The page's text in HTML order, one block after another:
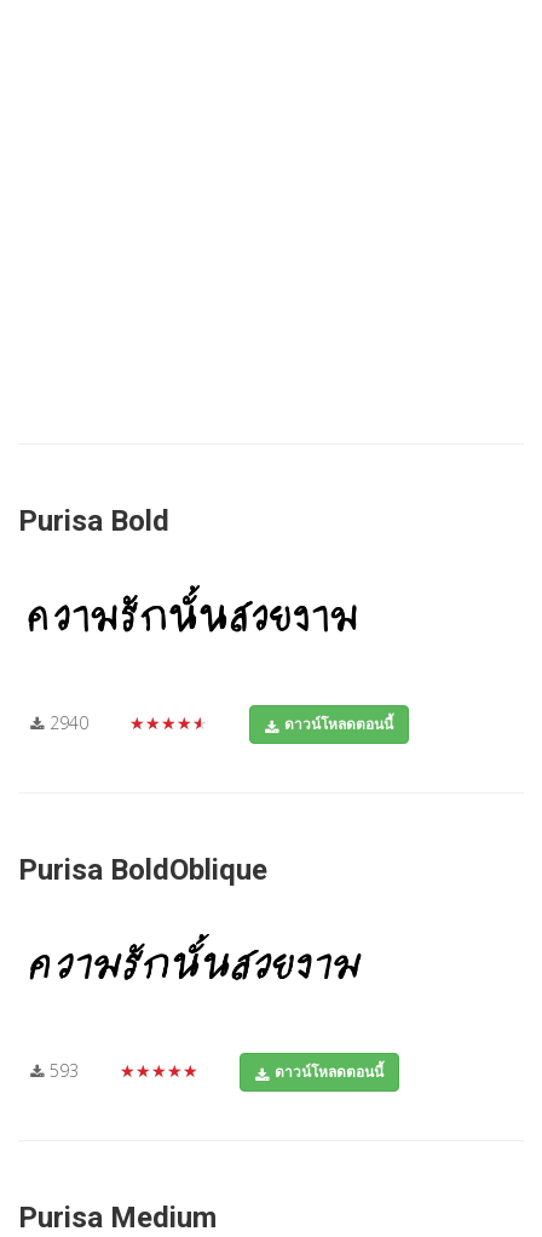
Purisa Bold
2940 ★★★★★ ดาวน์โหลดตอนนี้
Purisa BoldOblique
593 ★★★★★ ดาวน์โหลดตอนนี้
Purisa Medium